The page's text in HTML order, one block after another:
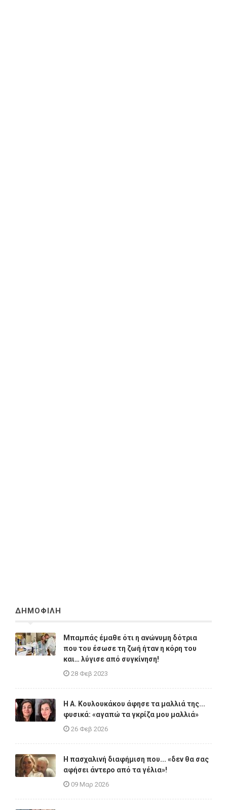
ΔΗΜΟΦΙΛΗ
Μπαμπάς έμαθε ότι η ανώνυμη δότρια
που του έσωσε τη ζωή ήταν η κόρη του
και… λύγισε από συγκίνηση!
28 Φεβ 2023
Η A. Κουλουκάκου άφησε τα μαλλιά της...
φυσικά: «αγαπώ τα γκρίζα μου μαλλιά»
26 Φεβ 2026
Η πασχαλινή διαφήμιση που... «δεν θα σας
αφήσει άντερο από τα γέλια»!
09 Μαρ 2026